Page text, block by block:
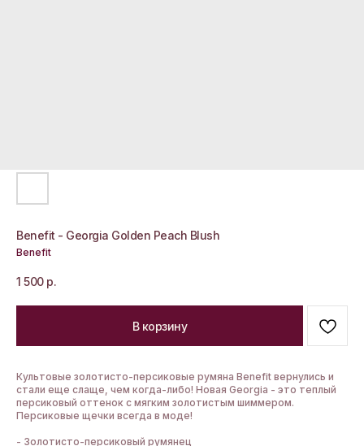
Benefit - Georgia Golden Peach Blush
Benefit
1 500 р.
В корзину
Культовые золотисто-персиковые румяна Benefit вернулись и
стали еще слаще, чем когда-либо! Новая Georgia - это теплый
персиковый оттенок с мягким золотистым шиммером.
Персиковые щечки всегда в моде!
- Золотисто-персиковый румянец